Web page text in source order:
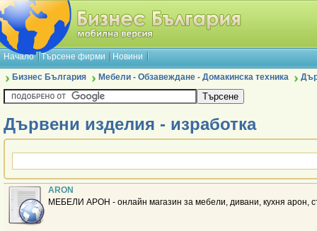
Начало Търсене фирми Новини
Бизнес България Мебели - Обзавеждане - Домакинска техника
Дървени изделия - изработка
ARON
МЕБЕЛИ АРОН - онлайн магазин за мебели, дивани, кухня арон,